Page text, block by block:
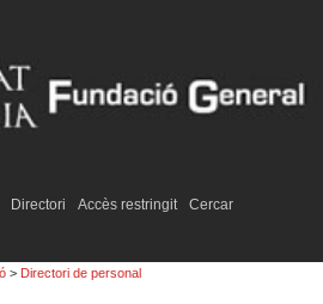
Directori Accès restringit
Cercar
> Directori de personal